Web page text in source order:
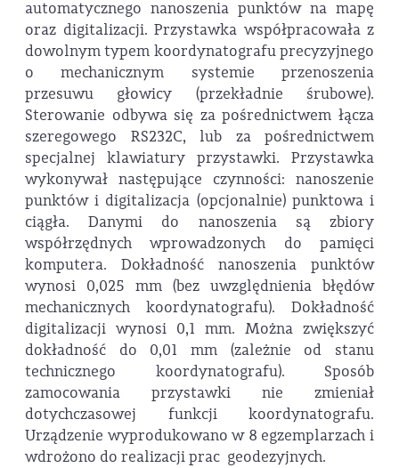
automatycznego nanoszenia punktów na mapę
oraz digitalizacji. Przystawka współpracowała z
dowolnym typem koordynatografu precyzyjnego
o mechanicznym systemie przenoszenia
przesuwu głowicy (przekładnie śrubowe).
Sterowanie odbywa się za pośrednictwem łącza
szeregowego RS232C, lub za pośrednictwem
specjalnej klawiatury przystawki. Przystawka
wykonywał następujące czynności: nanoszenie
punktów i digitalizacja (opcjonalnie) punktowa i
ciągła. Danymi do nanoszenia są zbiory
współrzędnych wprowadzonych do pamięci
komputera. Dokładność nanoszenia punktów
wynosi 0,025 mm (bez uwzględnienia błędów
mechanicznych koordynatografu). Dokładność
digitalizacji wynosi 0,1 mm. Można zwiększyć
dokładność do 0,01 mm (zależnie od stanu
technicznego koordynatografu). Sposób
zamocowania przystawki nie zmieniał
dotychczasowej funkcji koordynatografu.
Urządzenie wyprodukowano w 8 egzemplarzach i
wdrożono do realizacji prac geodezyjnych.